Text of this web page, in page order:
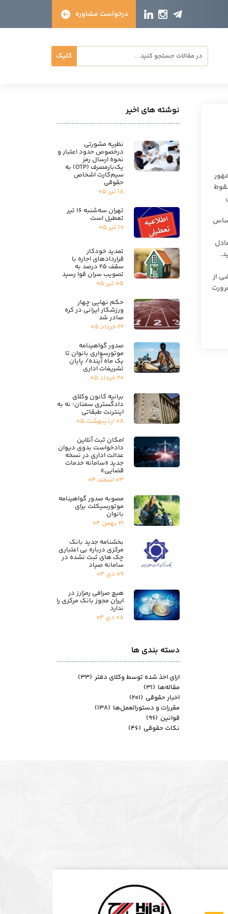
کلیک
درخواست مشاوره
از
نوشته های اخیر
دسته بندی ها
نظریه مشورتی
درخصوص حدود اعتبار و
نحوه ارسال رمز
یک‌بارمصرف (OTP) به
سیم‌کارت اشخاص
حقوقی
۱۸ تیر ۰۵
تهران سه‌شنبه ۱۶ تیر
تعطیل است
۱۰ تیر ۰۵
تمدید خودکار
قراردادهای اجاره با
سقف ۲۵ درصد به
تصویب سران قوا رسید
۰۵ تیر ۰۵
حکم نهایی چهار
ورزشکار ایرانی در کره
صادر شد
۲۲ خرداد ۰۵
صدور گواهینامه
موتورسواری بانوان تا
یک ماه آینده/ پایان
تشریفات اداری
۲۰ خرداد ۰۵
بیانیه کانون وکلای
دادگستری سمنان؛ نه به
اینترنت طبقاتی
۰۸ اردیبهشت ۰۵
امکان ثبت آنلاین
دادخواست بدوی دیوان
عدالت اداری در نسخه
جدید «سامانه خدمات
قضایی»
۰۳ اسفند ۰۴
مصوبه صدور گواهینامه
موتورسیکلت برای
بانوان
۲۱ بهمن ۰۴
بخشنامه جدید بانک
مرکزی درباره بی اعتباری
چک های ثبت نشده در
سامانه صیاد
۰۹ دی ۰۴
هیچ صرافی رمزارز در
ایران مجوز بانک مرکزی را
ندارد
۰۸ دی ۰۴
ارای اخذ شده توسط وکلای دفتر (۳۳)
مقاله‌ها (۳۱)
اخبار حقوقی (۲۰۱)
مقررات و دستورالعمل‌ها (۱۳۸)
قوانین (۹۶)
نکات حقوقی (۴۶)